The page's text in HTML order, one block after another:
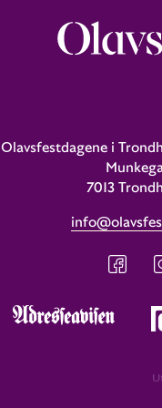
Olavsfestdagene i
7013